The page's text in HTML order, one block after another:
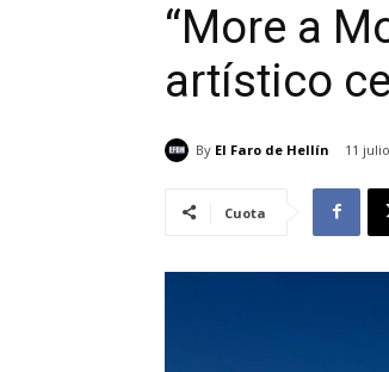
“More a
artístico
By El Faro de Hellín 11
Cuota